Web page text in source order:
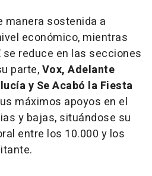
manera sostenida a
económico, mientras
se reduce en las secciones
parte,Vox, Adelante
y Se Acabó la Fiesta
máximos apoyos en el
y bajas, situándose su
entre los 10.000 y los